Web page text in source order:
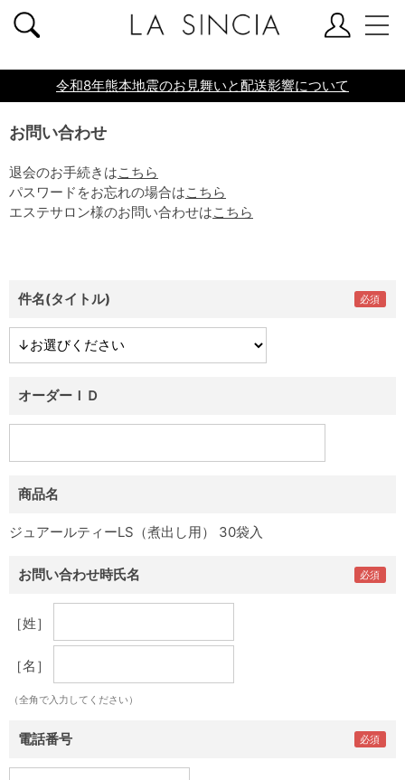
共通ヘッダー
令和8年熊本地震のお見舞いと配送影響について
お問い合わせ
退会のお手続きはこちら
パスワードをお忘れの場合はこちら
エステサロン様のお問い合わせはこちら
件名(タイトル)
オーダーＩＤ
商品名
ジュアールティーLS（煮出し用） 30袋入
お問い合わせ時氏名
［姓］
［名］
（全角で入力してください）
電話番号